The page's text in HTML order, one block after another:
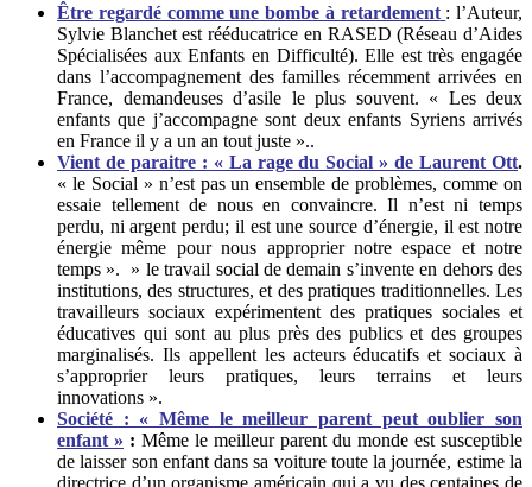
Être regardé comme une bombe à retardement : l’Auteur,
Sylvie Blanchet est rééducatrice en RASED (Réseau d’Aides
Spécialisées aux Enfants en Difficulté). Elle est très engagée
dans l’accompagnement des familles récemment arrivées en
France, demandeuses d’asile le plus souvent. « Les deux
enfants que j’accompagne sont deux enfants Syriens arrivés
en France il y a un an tout juste »..
Vient de paraitre : « La rage du Social » de Laurent Ott.
« le Social » n’est pas un ensemble de problèmes, comme on
essaie tellement de nous en convaincre. Il n’est ni temps
perdu, ni argent perdu; il est une source d’énergie, il est notre
énergie même pour nous approprier notre espace et notre
temps ». » le travail social de demain s’invente en dehors des
institutions, des structures, et des pratiques traditionnelles. Les
travailleurs sociaux expérimentent des pratiques sociales et
éducatives qui sont au plus près des publics et des groupes
marginalisés. Ils appellent les acteurs éducatifs et sociaux à
s’approprier leurs pratiques, leurs terrains et leurs
innovations ».
Société : « Même le meilleur parent peut oublier son
enfant » : Même le meilleur parent du monde est susceptible
de laisser son enfant dans sa voiture toute la journée, estime la
directrice d’un organisme américain qui a vu des centaines de